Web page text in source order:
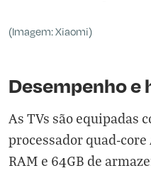
(Imagem: Xiaomi)
Desempenho e
As TVs são equipadas
processador quad-core
RAM e 64GB de